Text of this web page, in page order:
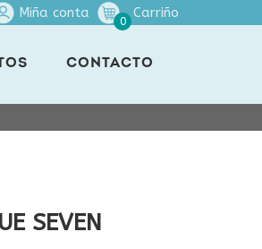
Miña conta
0
Carriño
CONTACTO
SEVEN